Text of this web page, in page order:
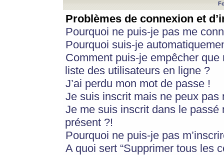
Problèmes de connexion et
Pourquoi ne puis-je pas me
Pourquoi suis-je
Comment puis-je empêcher
liste des utilisateurs en ligne ?
J’ai perdu mon mot de passe !
Je suis inscrit mais ne peux pas
Je me suis inscrit dans le
présent ?!
Pourquoi ne puis-je pas
A quoi sert “Supprimer tous les